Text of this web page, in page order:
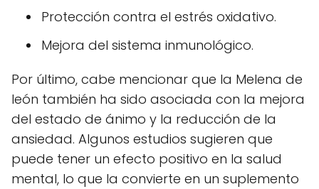
Protección contra el estrés oxidativo.
Mejora del sistema inmunológico.
Por último, cabe mencionar que la Melena de
león también ha sido asociada con la mejora
del estado de ánimo y la reducción de la
ansiedad. Algunos estudios sugieren que
puede tener un efecto positivo en la salud
mental, lo que la convierte en un suplemento